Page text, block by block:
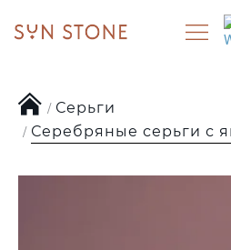
Серьги
Серебряные серьги с